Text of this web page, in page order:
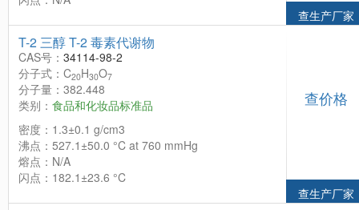
查生产厂家
T-2 三醇 T-2 毒素代谢物
CAS号： 34114-98-2
分子式：C20H30O7
分子量：382.448
类别： 食品和化妆品标准品
密度：1.3±0.1 g/cm3
沸点：527.1±50.0 °C at 760 mmHg
熔点：N/A
闪点：182.1±23.6 °C
查价格
查生产厂家